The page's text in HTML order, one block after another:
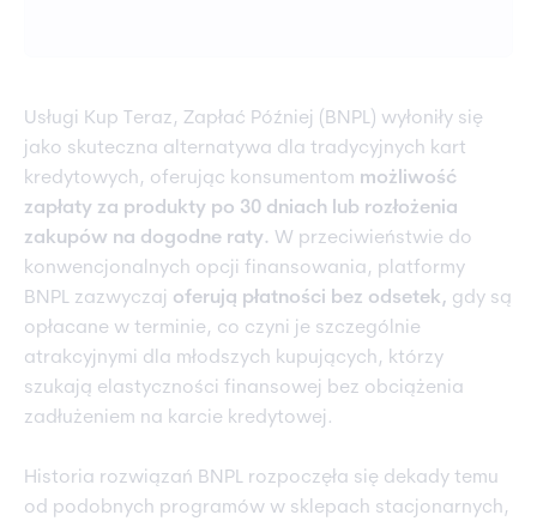
Usługi Kup Teraz, Zapłać Później (BNPL) wyłoniły się
jako skuteczna alternatywa dla tradycyjnych kart
kredytowych, oferując konsumentom możliwość
zapłaty za produkty po 30 dniach lub rozłożenia
zakupów na dogodne raty. W przeciwieństwie do
konwencjonalnych opcji finansowania, platformy
BNPL zazwyczaj oferują płatności bez odsetek, gdy są
opłacane w terminie, co czyni je szczególnie
atrakcyjnymi dla młodszych kupujących, którzy
szukają elastyczności finansowej bez obciążenia
zadłużeniem na karcie kredytowej.
Historia rozwiązań BNPL rozpoczęła się dekady temu
od podobnych programów w sklepach stacjonarnych,